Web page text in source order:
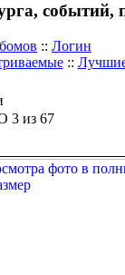
событий,
:: Логин
::
3 из 67